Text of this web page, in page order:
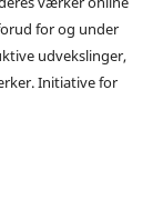
for og under
udvekslinger,
Initiative for